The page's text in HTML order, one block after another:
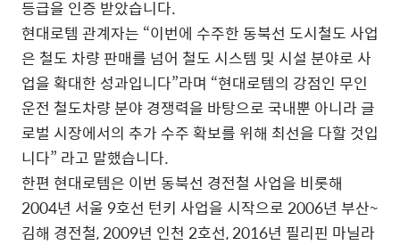
등급을 인증 받았습니다.
현대로템 관계자는 “이번에 수주한 동북선 도시철도 사업
은 철도 차량 판매를 넘어 철도 시스템 및 시설 분야로 사
업을 확대한 성과입니다”라며 “현대로템의 강점인 무인
운전 철도차량 분야 경쟁력을 바탕으로 국내뿐 아니라 글
로벌 시장에서의 추가 수주 확보를 위해 최선을 다할 것입
니다” 라고 말했습니다.
한편 현대로템은 이번 동북선 경전철 사업을 비롯해
2004년 서울 9호선 턴키 사업을 시작으로 2006년 부산~
김해 경전철, 2009년 인천 2호선, 2016년 필리핀 마닐라